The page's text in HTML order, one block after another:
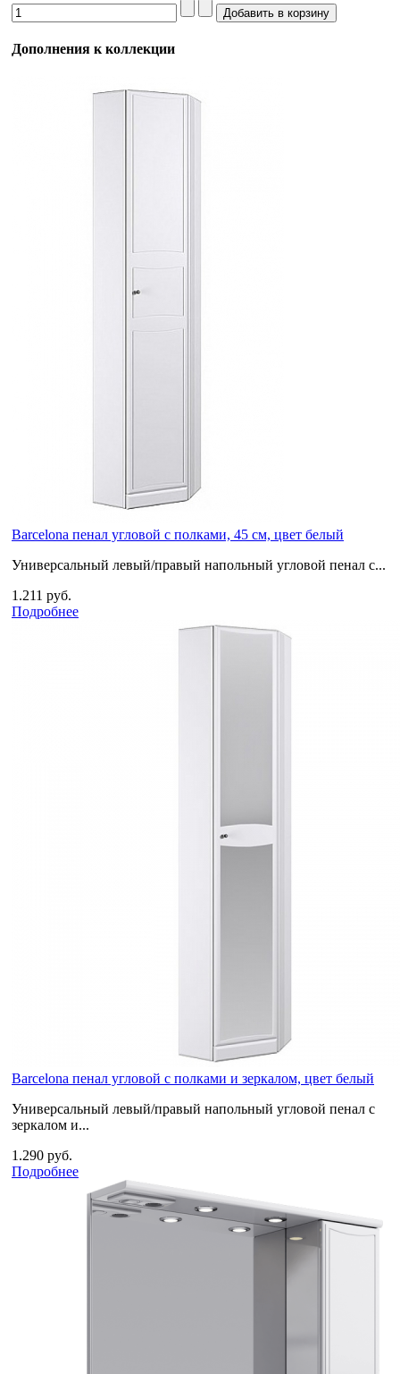
Дополнения к коллекции
Barcelona пенал угловой с полками, 45 см, цвет белый
Универсальный левый/правый напольный угловой пенал с...
1.211 руб.
Подробнее
Barcelona пенал угловой с полками и зеркалом, цвет белый
Универсальный левый/правый напольный угловой пенал с
зеркалом и...
1.290 руб.
Подробнее